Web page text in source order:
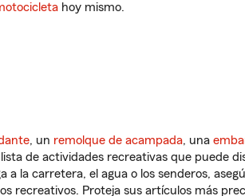
hoy mismo.
, un remolque de acampada, una
de actividades recreativas que puede
a la carretera, el agua o los senderos,
recreativos. Proteja sus artículos más